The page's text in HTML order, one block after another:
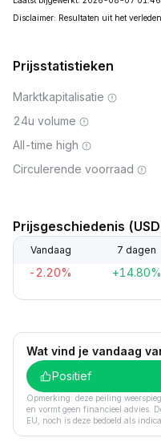
Disclaimer: Resultaten uit het
Prijsstatistieken
Marktkapitalisatie
24u volume
All-time high
Circulerende voorraad
Prijsgeschiedenis
Vandaag 7 dagen
-2.20% +14.80%
Wat vind je vandaag van
Positief
Opmerking: deze peiling
en vormt geen financieel advies.
EU, noch is deze bedoeld als